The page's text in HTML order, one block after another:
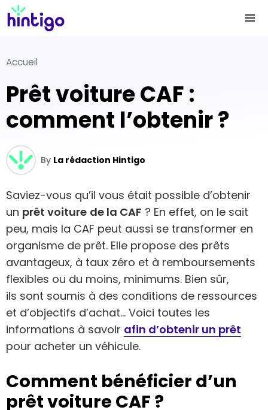
Accueil
Prêt voiture CAF :
comment l’obtenir ?
By La rédaction Hintigo
Saviez-vous qu’il vous était possible d’obtenir
un prêt voiture de la CAF ? En effet, on le sait
peu, mais la CAF peut aussi se transformer en
organisme de prêt. Elle propose des prêts
avantageux, à taux zéro et à remboursements
flexibles ou du moins, minimums. Bien sûr,
ils sont soumis à des conditions de ressources
et d’objectifs d’achat… Voici toutes les
informations à savoir afin d’obtenir un prêt
pour acheter un véhicule.
Comment bénéficier d’un
prêt voiture CAF ?